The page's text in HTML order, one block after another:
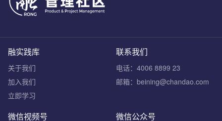
联系我们
电话：4006 8899 23
邮箱：beining@chandao.com
融实践库
关于我们
加入我们
立即学习
微信公众号
微信视频号